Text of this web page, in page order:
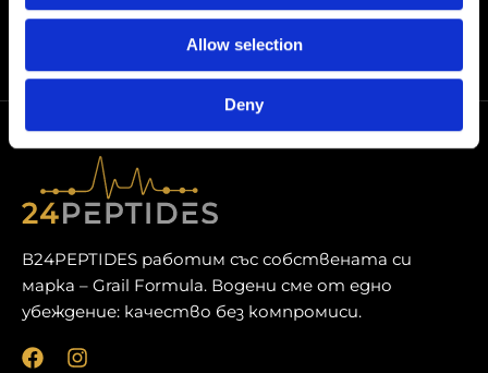
Allow selection
Deny
В24PEPTIDES работим със собствената си
марка – Grail Formula. Водени сме от едно
убеждение: качество без компромиси.
Ф
И